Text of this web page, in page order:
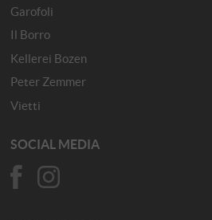
Garofoli
Il Borro
Kellerei Bozen
Peter Zemmer
Vietti
SOCIAL MEDIA